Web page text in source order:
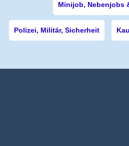
Minijob, Nebenjobs
Polizei, Militär, Sicherheit